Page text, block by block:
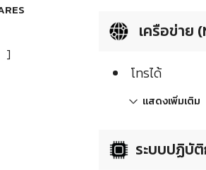
]
เครือข่าย
โทรได้
แสดงเพิ่มเติม
ระบบปฏิบัติ